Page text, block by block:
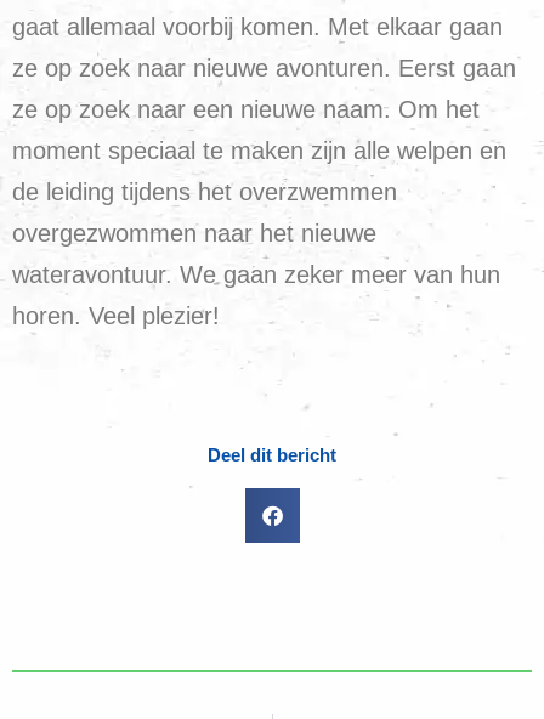
gaat allemaal voorbij komen. Met elkaar gaan
ze op zoek naar nieuwe avonturen. Eerst gaan
ze op zoek naar een nieuwe naam. Om het
moment speciaal te maken zijn alle welpen en
de leiding tijdens het overzwemmen
overgezwommen naar het nieuwe
wateravontuur. We gaan zeker meer van hun
horen. Veel plezier!
Deel dit bericht